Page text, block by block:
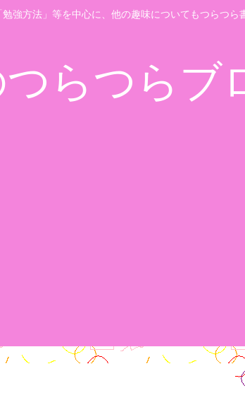
強方法」等を中心に、他の趣味についてもつらつら
らつらブ